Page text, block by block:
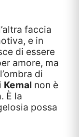
faccia
e in
di essere
amore, ma
di
Kemal non è
È la
possa